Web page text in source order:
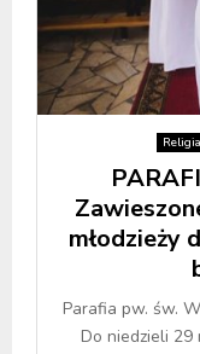
Religia
młodzieży
Parafia pw. św.
Do niedzieli 29